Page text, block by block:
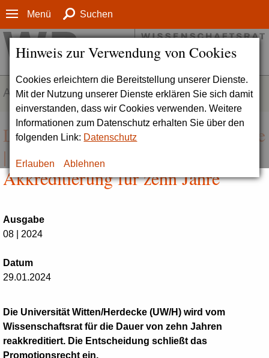
Hinweis zur Verwendung von Cookies
Cookies erleichtern die Bereitstellung unserer Dienste.
Mit der Nutzung unserer Dienste erklären Sie sich damit
einverstanden, dass wir Cookies verwenden. Weitere
Informationen zum Datenschutz erhalten Sie über den
folgenden Link: Datenschutz
Erlauben Ablehnen
Menü Suchen
AKTUELLES
Lob für Universität Witten/Herdecke
| Wissenschaftsrat erneuert
Akkreditierung für zehn Jahre
Ausgabe
08 | 2024
Datum
29.01.2024
Die Universität Witten/Herdecke (UW/H) wird vom
Wissenschaftsrat für die Dauer von zehn Jahren
reakkreditiert. Die Entscheidung schließt das
Promotionsrecht ein.